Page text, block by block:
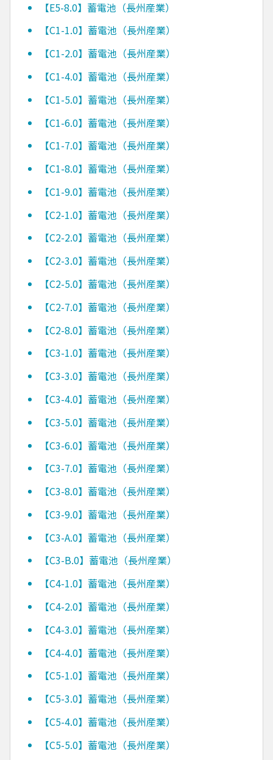
【E5-8.0】蓄電池（長州産業）
【C1-1.0】蓄電池（長州産業）
【C1-2.0】蓄電池（長州産業）
【C1-4.0】蓄電池（長州産業）
【C1-5.0】蓄電池（長州産業）
【C1-6.0】蓄電池（長州産業）
【C1-7.0】蓄電池（長州産業）
【C1-8.0】蓄電池（長州産業）
【C1-9.0】蓄電池（長州産業）
【C2-1.0】蓄電池（長州産業）
【C2-2.0】蓄電池（長州産業）
【C2-3.0】蓄電池（長州産業）
【C2-5.0】蓄電池（長州産業）
【C2-7.0】蓄電池（長州産業）
【C2-8.0】蓄電池（長州産業）
【C3-1.0】蓄電池（長州産業）
【C3-3.0】蓄電池（長州産業）
【C3-4.0】蓄電池（長州産業）
【C3-5.0】蓄電池（長州産業）
【C3-6.0】蓄電池（長州産業）
【C3-7.0】蓄電池（長州産業）
【C3-8.0】蓄電池（長州産業）
【C3-9.0】蓄電池（長州産業）
【C3-A.0】蓄電池（長州産業）
【C3-B.0】蓄電池（長州産業）
【C4-1.0】蓄電池（長州産業）
【C4-2.0】蓄電池（長州産業）
【C4-3.0】蓄電池（長州産業）
【C4-4.0】蓄電池（長州産業）
【C5-1.0】蓄電池（長州産業）
【C5-3.0】蓄電池（長州産業）
【C5-4.0】蓄電池（長州産業）
【C5-5.0】蓄電池（長州産業）